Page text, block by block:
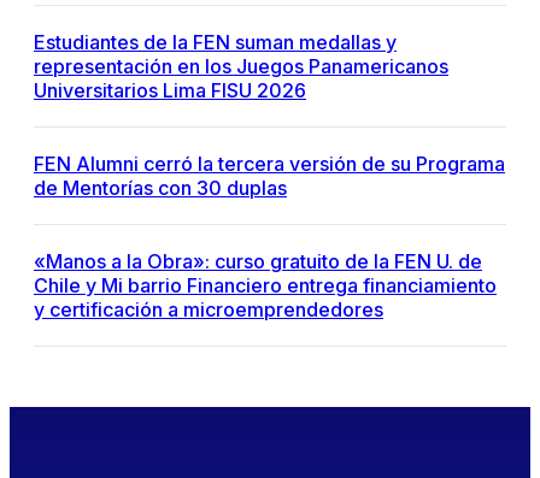
Estudiantes de la FEN suman medallas y
representación en los Juegos Panamericanos
Universitarios Lima FISU 2026
FEN Alumni cerró la tercera versión de su Programa
de Mentorías con 30 duplas
«Manos a la Obra»: curso gratuito de la FEN U. de
Chile y Mi barrio Financiero entrega financiamiento
y certificación a microemprendedores